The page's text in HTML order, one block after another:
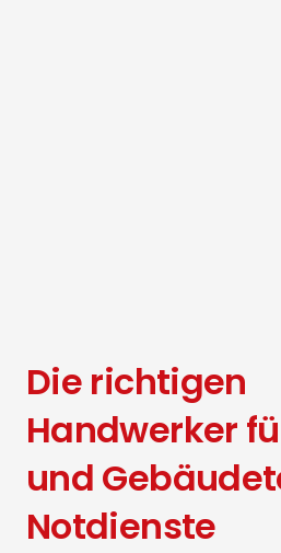
Die richtigen
Handwerker
und
Notdienste